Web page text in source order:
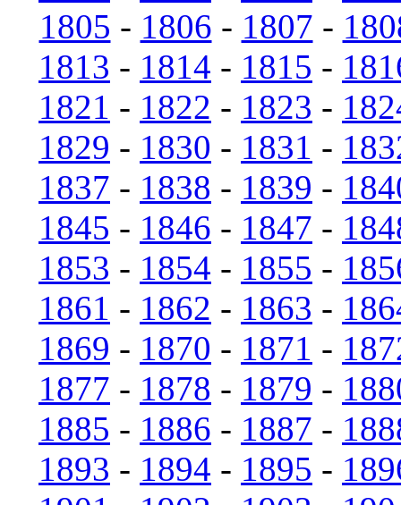
1805 - 1806 - 1807 -
1813 - 1814 - 1815 -
1821 - 1822 - 1823 -
1829 - 1830 - 1831 -
1837 - 1838 - 1839 -
1845 - 1846 - 1847 -
1853 - 1854 - 1855 -
1861 - 1862 - 1863 -
1869 - 1870 - 1871 -
1877 - 1878 - 1879 -
1885 - 1886 - 1887 -
1893 - 1894 - 1895 -